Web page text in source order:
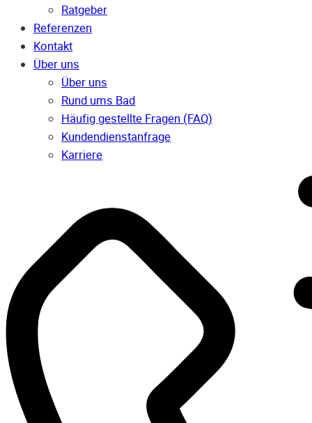
Ratgeber
Referenzen
Kontakt
Über uns
Über uns
Rund ums Bad
Häufig gestellte Fragen (FAQ)
Kunden­dienst­anfrage
Karriere